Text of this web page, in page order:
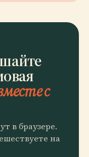
с
в браузере.
на